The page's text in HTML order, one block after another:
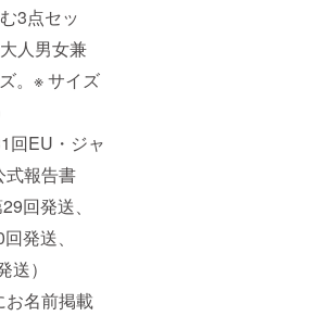
3点セッ
人男女兼
。※ サイズ
回EU・ジャ
式報告書
回発送、
発送、
）
お名前掲載